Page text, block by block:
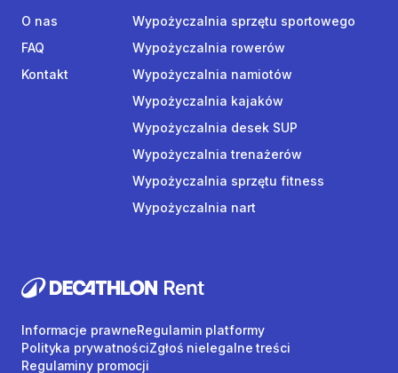
O nas
FAQ
Kontakt
Wypożyczalnia sprzętu sportowego
Wypożyczalnia rowerów
Wypożyczalnia namiotów
Wypożyczalnia kajaków
Wypożyczalnia desek SUP
Wypożyczalnia trenażerów
Wypożyczalnia sprzętu fitness
Wypożyczalnia nart
Informacje prawneRegulamin platformy
Polityka prywatnościZgłoś nielegalne treści
Regulaminy promocji